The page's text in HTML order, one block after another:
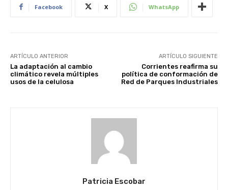
Facebook X WhatsApp
ARTÍCULO ANTERIOR
La adaptación al cambio
climático revela múltiples
usos de la celulosa
ARTÍCULO SIGUIENTE
Corrientes reafirma su
política de conformación de
Red de Parques Industriales
Patricia Escobar